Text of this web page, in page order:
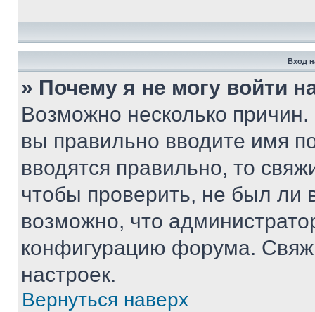
Вход
» Почему я не могу войти
Возможно несколько
вы правильно вводите имя
вводятся правильно, то
чтобы проверить, не был ли
возможно, что
конфигурацию форума.
настроек.
Вернуться наверх